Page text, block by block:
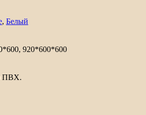
, Белый
920*600*600
ПВХ.